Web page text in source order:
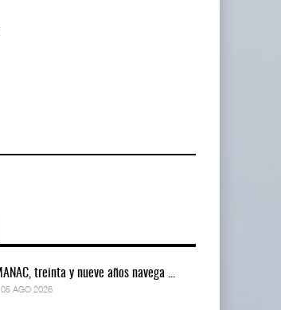
treinta y nueve años navega ...
05 AGO 2026